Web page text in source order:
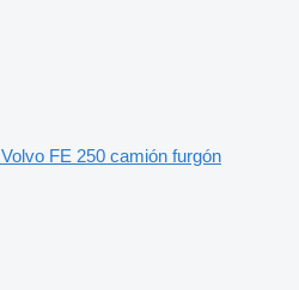
Volvo FE 250 camión furgón